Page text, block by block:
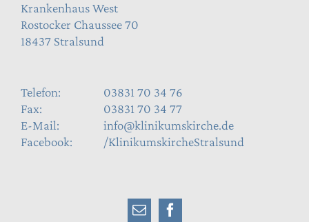
Krankenhaus West
Rostocker Chaussee 70
18437 Stralsund
Telefon:
03831 70 34 76
Fax:
03831 70 34 77
E-Mail:
info@klinikumskirche.de
Facebook:
/KlinikumskircheStralsund